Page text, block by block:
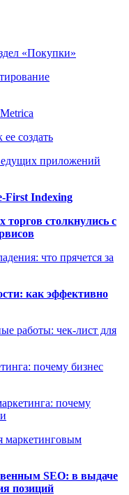
«Покупки»
создать
приложений
First Indexing
торгов столкнулись с
что прячется за
как эффективно
работы: чек-лист для
почему бизнес
почему
маркетинговым
SEO: в выдаче
позиций